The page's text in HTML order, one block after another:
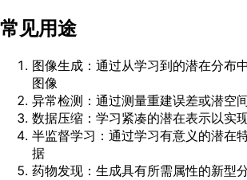
常见用途
图像生成：通过从学习到的潜在分布
图像
异常检测：通过测量重建误差或潜空
数据压缩：学习紧凑的潜在表示以实
半监督学习：通过学习有意义的潜在
据
药物发现：生成具有所需属性的新型